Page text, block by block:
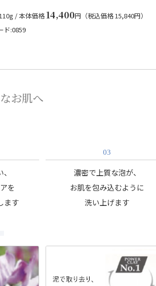
/本体価格14,400円（税込価格 15,840円）
ド:0859
お肌へ
を
ます
03
濃密で上質な泡が、
お肌を包み込むように
洗い上げます